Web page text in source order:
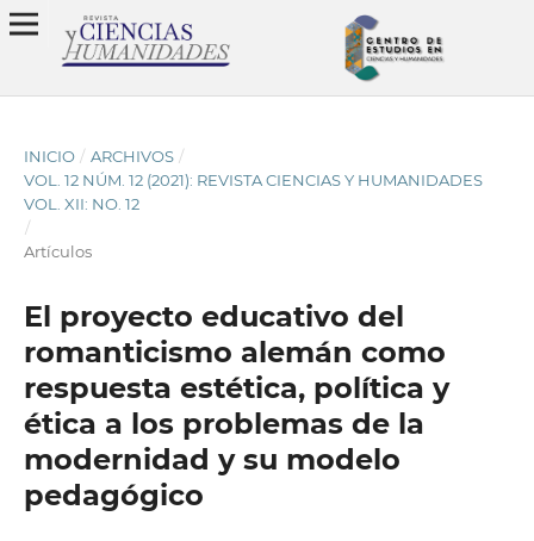
INICIO / ARCHIVOS /
VOL. 12 NÚM. 12 (2021): REVISTA CIENCIAS Y HUMANIDADES
VOL. XII: NO. 12
/
Artículos
El proyecto educativo del
romanticismo alemán como
respuesta estética, política y
ética a los problemas de la
modernidad y su modelo
pedagógico